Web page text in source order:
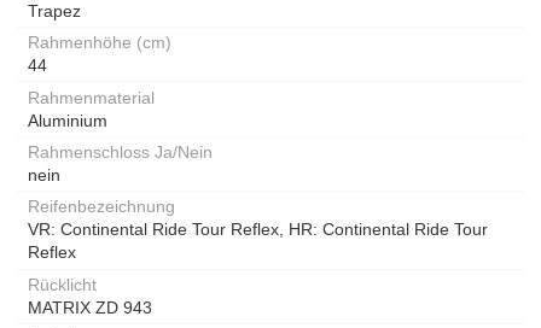
Trapez
Rahmenhöhe (cm)
44
Rahmenmaterial
Aluminium
Rahmenschloss Ja/Nein
nein
Reifenbezeichnung
VR: Continental Ride Tour Reflex, HR: Continental Ride Tour
Reflex
Rücklicht
MATRIX ZD 943